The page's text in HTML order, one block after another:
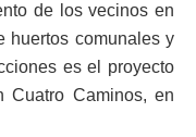
de los vecinos en
huertos comunales y
es el proyecto
Caminos, en